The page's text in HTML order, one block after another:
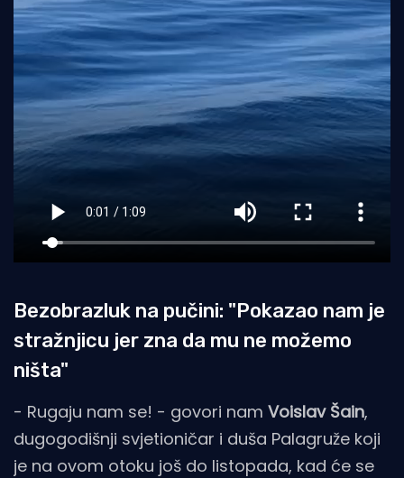
Bezobrazluk na pučini: "Pokazao nam je
stražnjicu jer zna da mu ne možemo
ništa"
- Rugaju nam se! - govori nam Voislav Šain,
dugogodišnji svjetioničar i duša Palagruže koji
je na ovom otoku još do listopada, kad će se